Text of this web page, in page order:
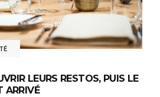
LEURS RESTOS, PUIS LE
ARRIVÉ